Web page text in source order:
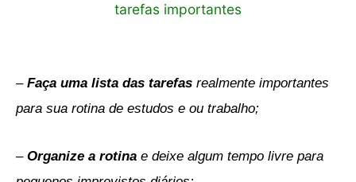
tarefas importantes
– Faça uma lista das tarefas realmente importantes
para sua rotina de estudos e ou trabalho;
– Organize a rotina e deixe algum tempo livre para